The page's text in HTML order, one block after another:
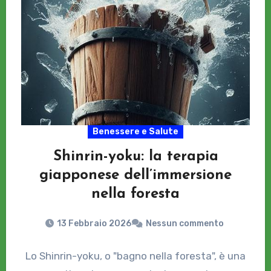
Benessere e Salute
Shinrin-yoku: la terapia
giapponese dell’immersione
nella foresta
13 Febbraio 2026 Nessun commento
Lo Shinrin-yoku, o "bagno nella foresta", è una